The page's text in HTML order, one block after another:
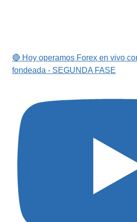
🔴 Hoy operamos Forex en vivo
fondeada - SEGUNDA FASE